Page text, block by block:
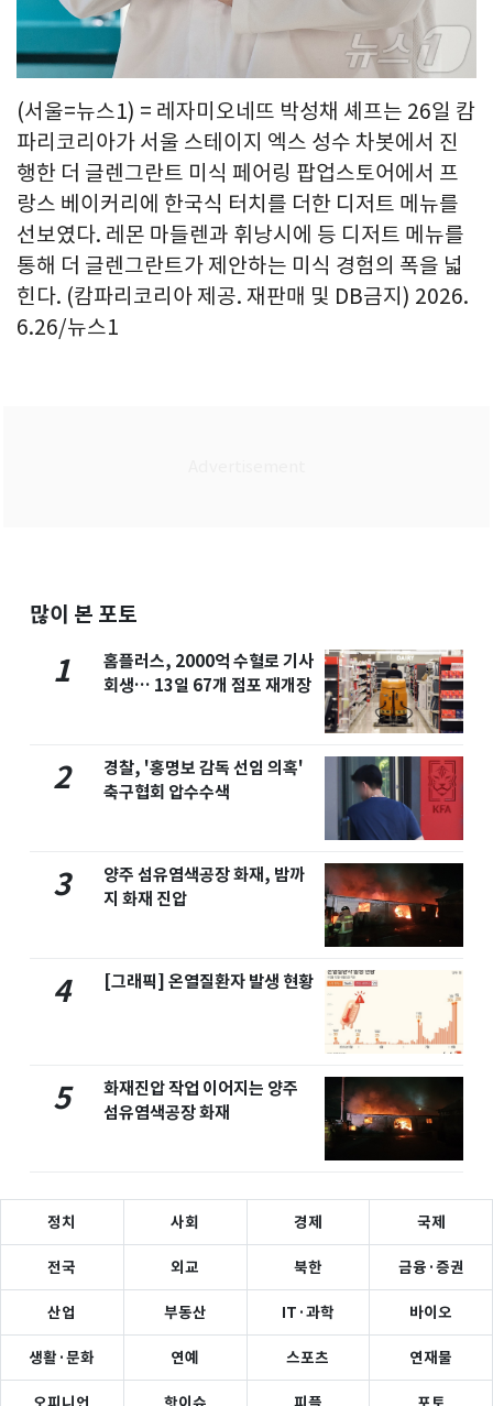
(서울=뉴스1) = 레자미오네뜨 박성채 셰프는 26일 캄
파리코리아가 서울 스테이지 엑스 성수 차봇에서 진
행한 더 글렌그란트 미식 페어링 팝업스토어에서 프
랑스 베이커리에 한국식 터치를 더한 디저트 메뉴를
선보였다. 레몬 마들렌과 휘낭시에 등 디저트 메뉴를
통해 더 글렌그란트가 제안하는 미식 경험의 폭을 넓
힌다. (캄파리코리아 제공. 재판매 및 DB금지) 2026.
6.26/뉴스1
많이 본 포토
1
홈플러스, 2000억 수혈로 기사
회생… 13일 67개 점포 재개장
2
경찰, '홍명보 감독 선임 의혹'
축구협회 압수수색
3
양주 섬유염색공장 화재, 밤까
지 화재 진압
4 [그래픽] 온열질환자 발생 현황
5
화재진압 작업 이어지는 양주
섬유염색공장 화재
정치 사회 경제 국제
전국 외교 북한 금융·증권
산업 부동산 IT·과학 바이오
생활·문화 연예 스포츠 연재물